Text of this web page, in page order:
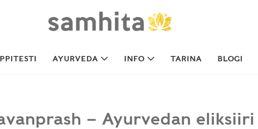
AYURVEDA INFO TARINA BLOGI
– Ayurvedan eliksiiri